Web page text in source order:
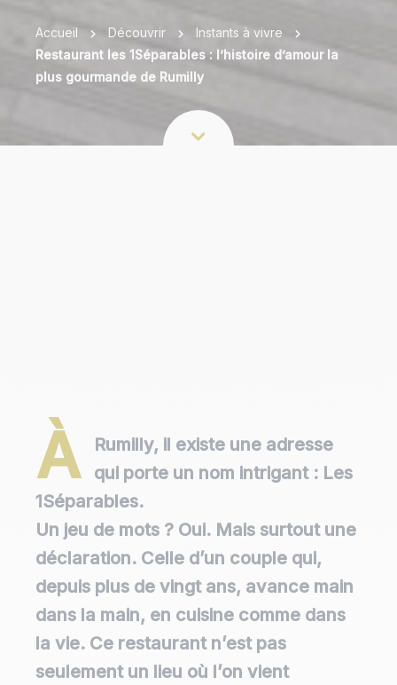
Accueil Découvrir
Instants à vivre
Restaurant les 1Séparables : l’histoire d’amour la
plus gourmande de Rumilly
À
Rumilly, il existe une adresse
qui porte un nom intrigant : Les
1Séparables.
Un jeu de mots ? Oui. Mais surtout une
déclaration. Celle d’un couple qui,
depuis plus de vingt ans, avance main
dans la main, en cuisine comme dans
la vie. Ce restaurant n’est pas
seulement un lieu où l’on vient